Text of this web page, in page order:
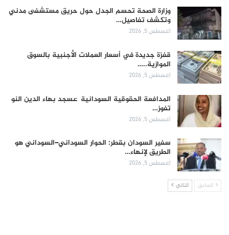
وزارة الصحة تحسم الجدل حول حريق مستشفى مدني
وتكشف تفاصيل…
أغسطس 5, 2026
قفزة جديدة في أسعار العملات الأجنبية بالسوق
الموازية..…
أغسطس 5, 2026
المدافعة الحقوقية السودانية عسجد بهاء الدين النو
تفوز…
أغسطس 5, 2026
سفير السودان بقطر: الحوار السوداني–السوداني هو
الطريق لإنهاء…
أغسطس 5, 2026
السابق التالي